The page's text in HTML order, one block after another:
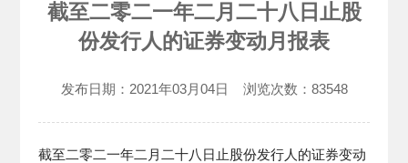
截至二零二一年二月二十八日止股
份发行人的证券变动月报表
发布日期： 2021年03月04日 浏览次数： 83548
截至二零二一年二月二十八日止股份发行人的证券变动